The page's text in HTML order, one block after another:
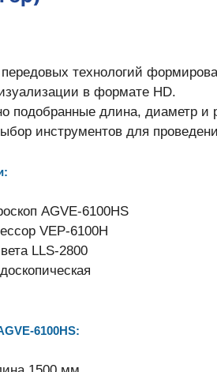
технологий
в формате HD.
подобранные длина, диаметр и
инструментов для
AGVE-6100HS
VEP-6100H
LLS-2800
6100HS: